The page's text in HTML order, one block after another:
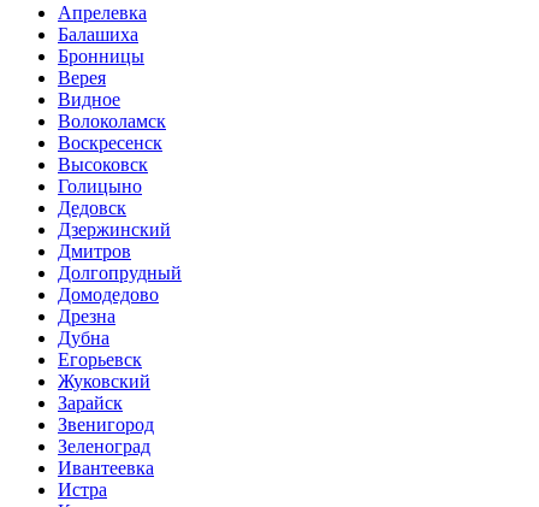
Апрелевка
Балашиха
Бронницы
Верея
Видное
Волоколамск
Воскресенск
Высоковск
Голицыно
Дедовск
Дзержинский
Дмитров
Долгопрудный
Домодедово
Дрезна
Дубна
Егорьевск
Жуковский
Зарайск
Звенигород
Зеленоград
Ивантеевка
Истра